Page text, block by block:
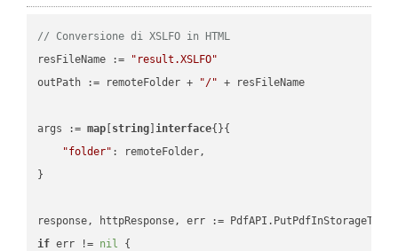
// Conversione di XSLFO in HTML
resFileName :=
"result.XSLFO"
outPath := remoteFolder +
"/" + resFileName
args := map string ]interface{}{
"folder" : remoteFolder,
}
if err != nil {